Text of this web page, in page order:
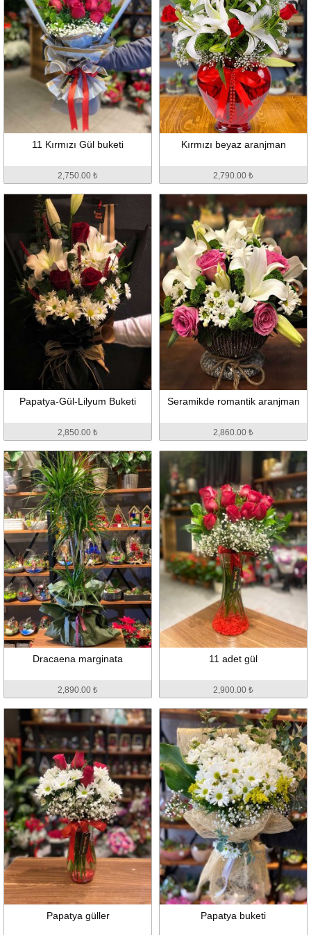
11 Kırmızı Gül buketi
2,750.00 ₺
Kırmızı beyaz aranjman
2,790.00 ₺
Papatya-Gül-Lilyum Buketi
2,850.00 ₺
Seramikde romantik aranjman
2,860.00 ₺
Dracaena marginata
2,890.00 ₺
11 adet gül
2,900.00 ₺
Papatya güller Papatya buketi